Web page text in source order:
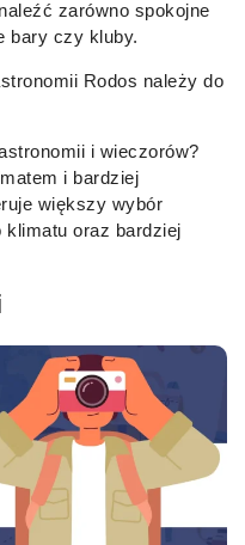
zarówno spokojne
bary czy kluby.
Rodos należy do
i wieczorów?
i bardziej
większy wybór
oraz bardziej